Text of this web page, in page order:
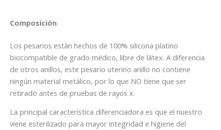
Composición
Los pesarios están hechos de 100% silicona platino
biocompatible de grado médico, libre de látex. A diferencia
de otros anillos, este pesario uterino anillo no contiene
ningún material metálico, por lo que NO tiene que ser
retirado antes de pruebas de rayos x.
La principal característica diferenciadora es que el nuestro
viene esterilizado para mayor integridad e higiene del